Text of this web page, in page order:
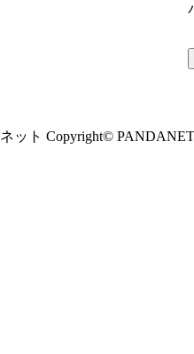
ット Copyright© PANDANET